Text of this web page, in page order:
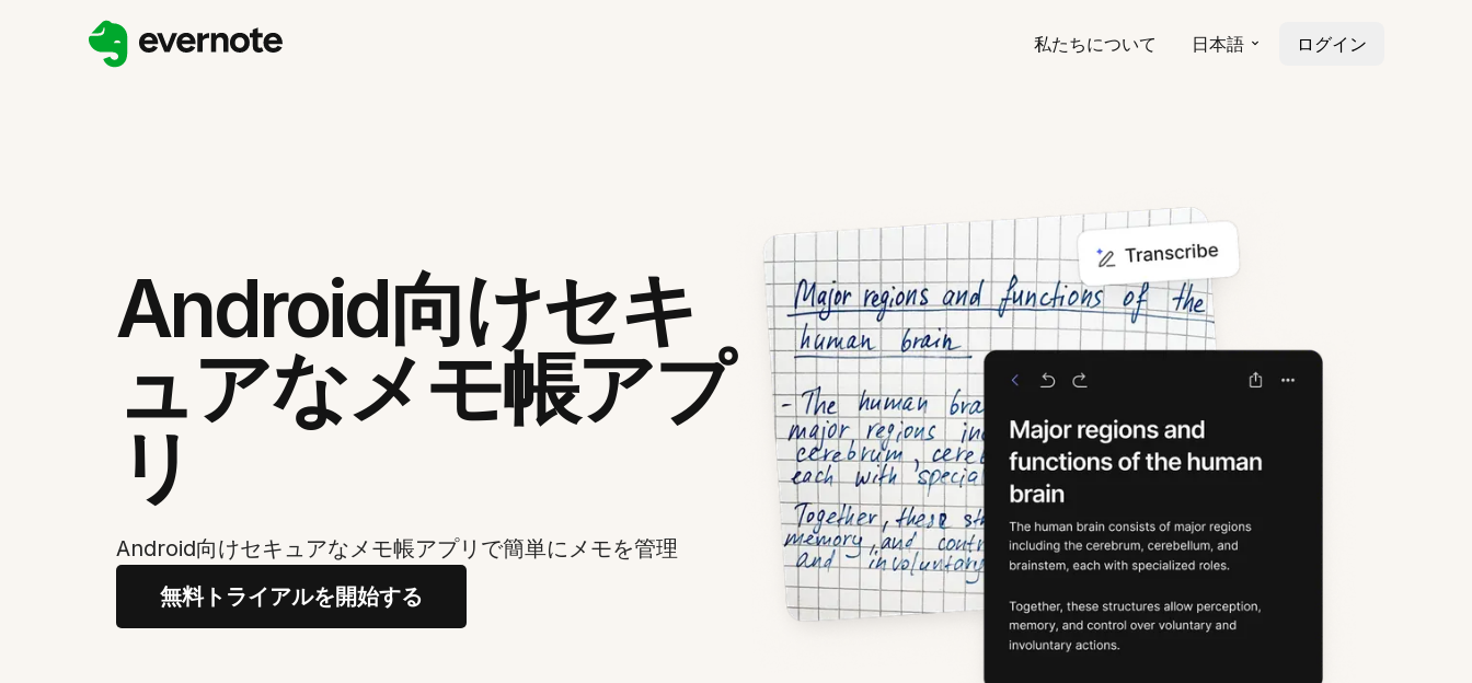
私たちについて 日本語 ログイン
Android向けセキ
ュアなメモ帳アプ
リ
Android向けセキュアなメモ帳アプリで簡単にメモを管理
無料トライアルを開始する